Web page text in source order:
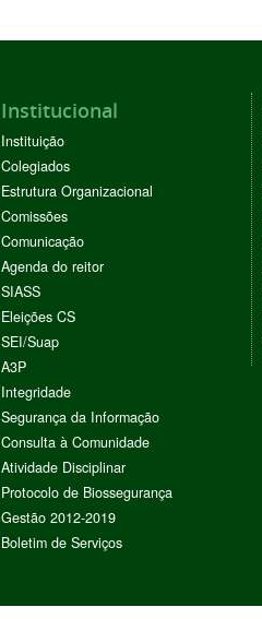
Institucional
Instituição
Colegiados
Estrutura Organizacional
Comissões
Comunicação
Agenda do reitor
SIASS
Eleições CS
SEI/Suap
A3P
Integridade
Segurança da Informação
Consulta à Comunidade
Atividade Disciplinar
Protocolo de Biossegurança
Gestão 2012-2019
Boletim de Serviços